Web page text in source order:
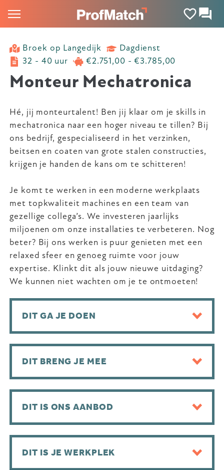
Broek op Langedijk
Dagdienst
32 - 40 uur
€2.751,00 - €3.785,00
Monteur Mechatronica
Hé, jij monteurtalent! Ben jij klaar om je skills in
mechatronica naar een hoger niveau te tillen? Bij
ons bedrijf, gespecialiseerd in het verzinken,
beitsen en coaten van grote stalen constructies,
krijgen je handen de kans om te schitteren!
Je komt te werken in een moderne werkplaats
met topkwaliteit machines en een team van
gezellige collega’s. We investeren jaarlijks
miljoenen om onze installaties te verbeteren. Nog
beter? Bij ons werken is puur genieten met een
relaxed sfeer en genoeg ruimte voor jouw
expertise. Klinkt dit als jouw nieuwe uitdaging?
We kunnen niet wachten om je te ontmoeten!
DIT GA JE DOEN
DIT BRENG JE MEE
DIT IS ONS AANBOD
DIT IS JE WERKPLEK